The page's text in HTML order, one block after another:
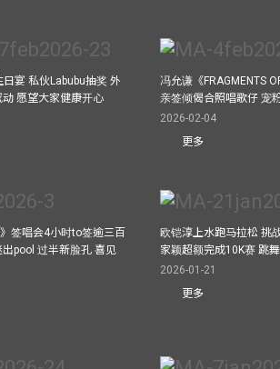
宴 私伙Labubu抽奖 外
愿望大家健康开心
冯允谦《FRAGMENTS
亲签倾偈合照唱歌仔 宠
2026-02-04
更多
签唱会4小时to签逾三百
pool 过半新脸孔 喜见
欧铠淳上水跑马拉松 挑
家颖超额完成10K赛 跳
2026-01-21
更多